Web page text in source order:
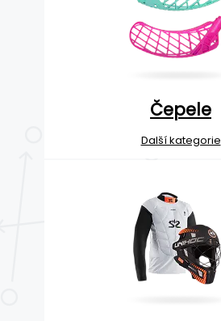
Čepele
Další kategorie